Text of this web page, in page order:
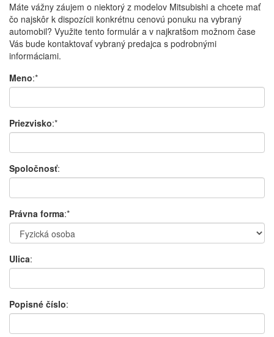
Máte vážny záujem o niektorý z modelov Mitsubishi a chcete mať
čo najskôr k dispozícii konkrétnu cenovú ponuku na vybraný
automobil? Využite tento formulár a v najkratšom možnom čase
Vás bude kontaktovať vybraný predajca s podrobnými
informáciami.
Meno:*
Priezvisko:*
Spoločnosť:
Právna forma:*
Ulica:
Popisné číslo: